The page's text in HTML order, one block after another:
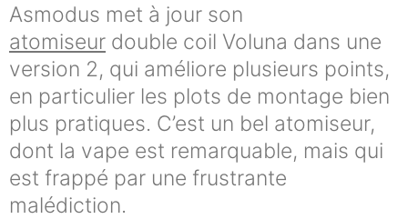
Asmodus met à jour son
atomiseur double coil Voluna dans une
version 2, qui améliore plusieurs points,
en particulier les plots de montage bien
plus pratiques. C’est un bel atomiseur,
dont la vape est remarquable, mais qui
est frappé par une frustrante
malédiction.